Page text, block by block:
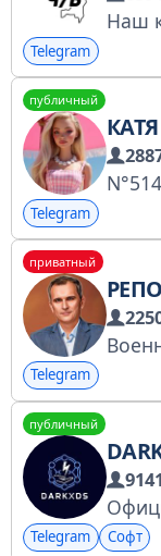
Telegram
публичный
Telegram
приватный
Telegram
публичный
9141
Telegram Софт